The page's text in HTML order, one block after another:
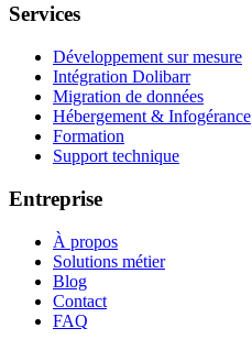
Services
Développement sur mesure
Intégration Dolibarr
Migration de données
Hébergement & Infogérance
Formation
Support technique
Entreprise
À propos
Solutions métier
Blog
Contact
FAQ